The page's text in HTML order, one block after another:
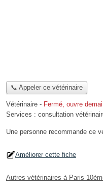
📞 Appeler ce vétérinaire
Vétérinaire - Fermé, ouvre
Services : consultation
Une personne recommande ce
Améliorer cette fiche
Autres vétérinaires à Paris